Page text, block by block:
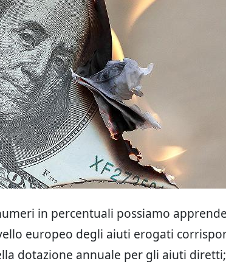
in percentuali possiamo
europeo degli aiuti erogati
dotazione annuale per gli aiuti